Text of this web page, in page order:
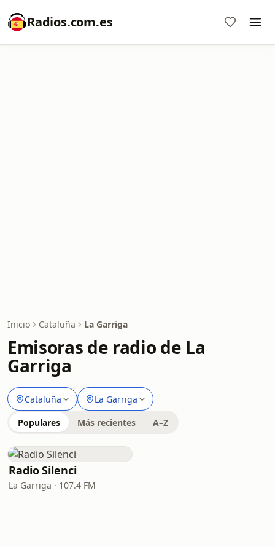
Radios.com.es
Inicio Cataluña La Garriga
Emisoras de radio de La
Garriga
Cataluña La Garriga
Populares Más recientes A–Z
Radio Silenci
La Garriga · 107.4 FM